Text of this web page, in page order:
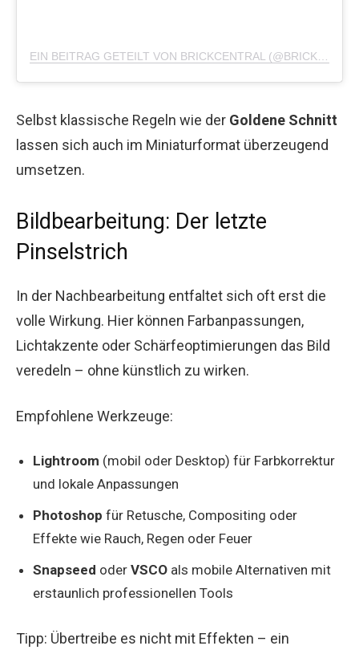
Selbst klassische Regeln wie der Goldene Schnitt
lassen sich auch im Miniaturformat überzeugend
umsetzen.
Bildbearbeitung: Der letzte
Pinselstrich
In der Nachbearbeitung entfaltet sich oft erst die
volle Wirkung. Hier können Farbanpassungen,
Lichtakzente oder Schärfeoptimierungen das Bild
veredeln – ohne künstlich zu wirken.
Empfohlene Werkzeuge:
Lightroom (mobil oder Desktop) für Farbkorrektur
und lokale Anpassungen
Photoshop für Retusche, Compositing oder
Effekte wie Rauch, Regen oder Feuer
Snapseed oder VSCO als mobile Alternativen mit
erstaunlich professionellen Tools
Tipp: Übertreibe es nicht mit Effekten – ein